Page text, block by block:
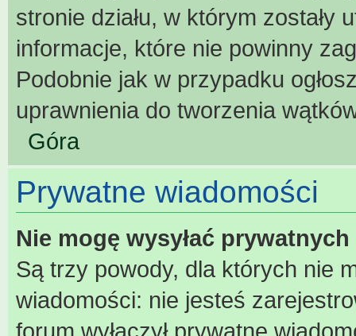
stronie działu, w którym zostały
informacje, które nie powinny
Podobnie jak w przypadku
uprawnienia do tworzenia
Góra
Prywatne wiadomości
Nie mogę wysyłać
Są trzy powody, dla których nie
wiadomości: nie jesteś
forum wyłączył prywatne